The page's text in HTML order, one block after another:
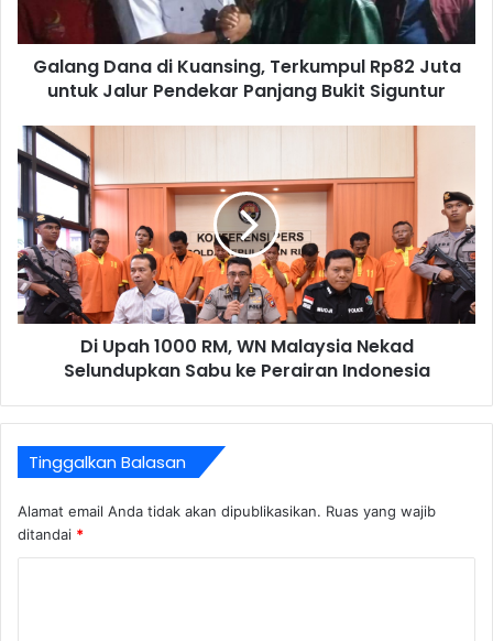
Galang Dana di Kuansing, Terkumpul Rp82 Juta
untuk Jalur Pendekar Panjang Bukit Siguntur
Di Upah 1000 RM, WN Malaysia Nekad
Selundupkan Sabu ke Perairan Indonesia
Tinggalkan Balasan
Alamat email Anda tidak akan dipublikasikan. Ruas yang wajib
ditandai *